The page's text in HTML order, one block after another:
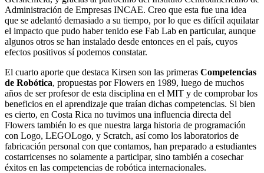
Administración de Empresas INCAE. Creo que esta fue una idea
que se adelantó demasiado a su tiempo, por lo que es difícil aquilatar
el impacto que pudo haber tenido ese Fab Lab en particular, aunque
algunos otros se han instalado desde entonces en el país, cuyos
efectos positivos sí podemos constatar.
El cuarto aporte que destaca Kirsen son las primeras Competencias
de Robótica, propuestas por Flowers en 1989, luego de muchos
años de ser profesor de esta disciplina en el MIT y de comprobar los
beneficios en el aprendizaje que traían dichas competencias. Si bien
es cierto, en Costa Rica no tuvimos una influencia directa del
Flowers también lo es que nuestra larga historia de programación
con Logo, LEGOLogo, y Scratch, así como los laboratorios de
fabricación personal con que contamos, han preparado a estudiantes
costarricenses no solamente a participar, sino también a cosechar
éxitos en las competencias de robótica internacionales.